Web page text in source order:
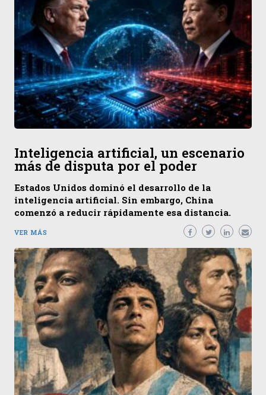
Inteligencia artificial, un escenario
más de disputa por el poder
Estados Unidos dominó el desarrollo de la
inteligencia artificial. Sin embargo, China
comenzó a reducir rápidamente esa distancia.
VER MÁS